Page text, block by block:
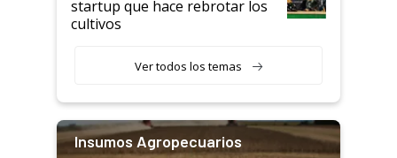
startup que hace rebrotar los
cultivos
Ver todos los temas
Insumos Agropecuarios